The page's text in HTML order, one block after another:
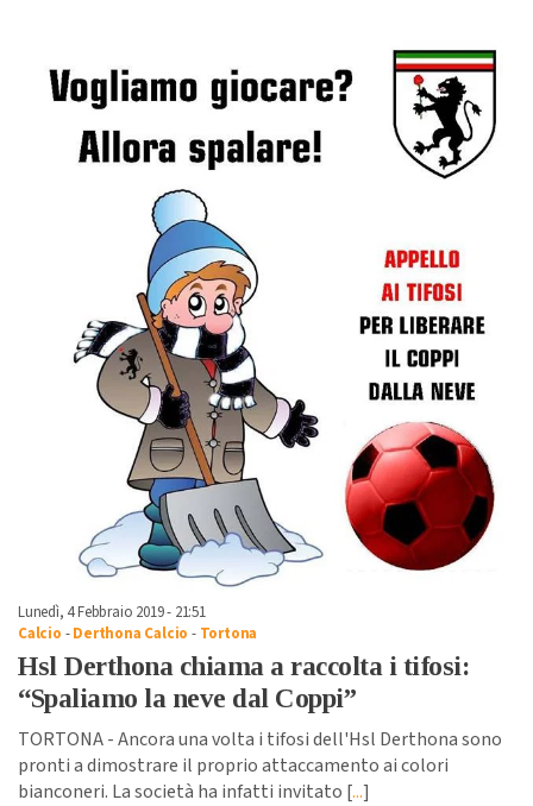
Lunedì, 4 Febbraio 2019 - 21:51
Calcio -Derthona Calcio - Tortona
Hsl Derthona chiama a raccolta i tifosi:
“Spaliamo la neve dal Coppi”
TORTONA - Ancora una volta i tifosi dell'Hsl Derthona sono
pronti a dimostrare il proprio attaccamento ai colori
bianconeri. La società ha infatti invitato [...]